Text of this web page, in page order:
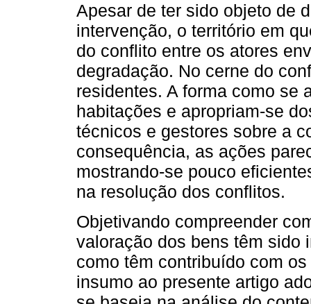
Apesar de ter sido objeto de
intervenção, o território em
do conflito entre os atores
degradação. No cerne do
residentes. A forma como se
habitações e apropriam-se
técnicos e gestores sobre a
consequência, as ações
mostrando-se pouco
na resolução dos conflitos.
Objetivando compreender
valoração dos bens têm sido
como têm contribuído com
insumo ao presente artigo